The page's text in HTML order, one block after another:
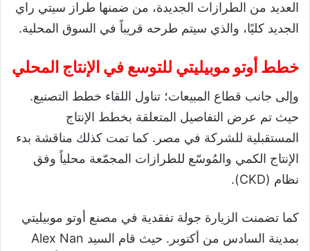
العديد من الطرازات الجديدة، من ضمنها طراز سيتي راي
الجديد كليًا، والذي سيتم طرحه قريباً في السوق المحلية.
خطط أوتو موبيليتي للتوسع في الإنتاج المحلي
وإلى جانب قطاع المبيعات؛ تناول اللقاء خطط التصنيع.
حيث تم عرض التفاصيل المتعلقة بخطط الإنتاج
المستقبلية للشركة في مصر. كما تمت كذلك مناقشة بدء
الإنتاج الكمي والمُوسّع للطرازات المجمّعة محلياً وفق
نظام (CKD).
كما تضمنت الزيارة جولة تفقدية في مصنع أوتو موبيليتي
بمدينة السادس من أكتوبر. حيث قام السيد Alex Nan